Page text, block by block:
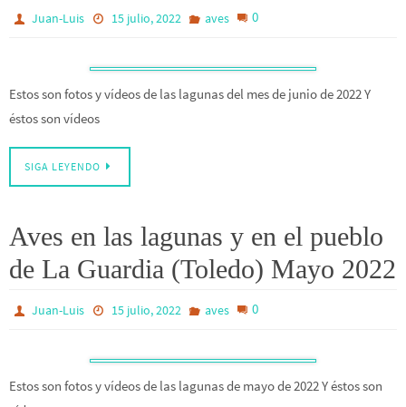
Juan-Luis 15 julio, 2022 aves 0
Estos son fotos y vídeos de las lagunas del mes de junio de 2022 Y
éstos son vídeos
SIGA LEYENDO
Aves en las lagunas y en el pueblo
de La Guardia (Toledo) Mayo 2022
Juan-Luis 15 julio, 2022 aves 0
Estos son fotos y vídeos de las lagunas de mayo de 2022 Y éstos son